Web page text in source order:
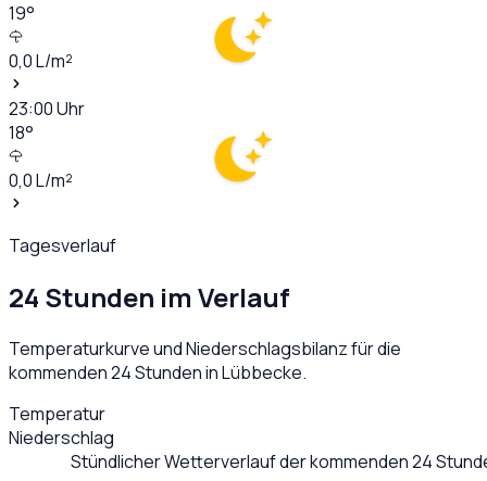
19°
0,0L/m²
23:00Uhr
18°
0,0L/m²
Tagesverlauf
24 Stunden im Verlauf
Temperaturkurve und Niederschlagsbilanz für die
kommenden 24 Stunden inLübbecke.
Temperatur
Niederschlag
Stündlicher Wetterverlauf der kommenden 24